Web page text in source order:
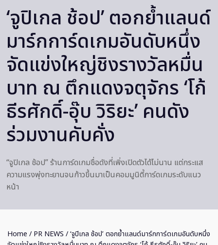
‘จูปิเกล ช้อป’ ตอกย้ำแลนด์
มาร์กการ์ดเกมอันดับหนึ่ง
จัดแข่งใหญ่ชิงรางวัลหมื่น
บาท ณ ตึกแดงจตุจักร ‘โก้
ธีรศักดิ์-อุ๊บ วิริยะ’ คนดัง
ร่วมงานคับคั่ง
“จูปิเกล ช้อป” ร้านการ์ดเกมชื่อดังที่เพิ่งเปิดตัวได้ไม่นาน แต่กระแส
ความแรงพุ่งทะยานจนก้าวขึ้นมาเป็นคอมมูนิตี้การ์ดเกมระดับแนว
หน้า
Home / PR NEWS / ‘จูปิเกล ช้อป’ ตอกย้ำแลนด์มาร์กการ์ดเกมอันดับหนึ่ง